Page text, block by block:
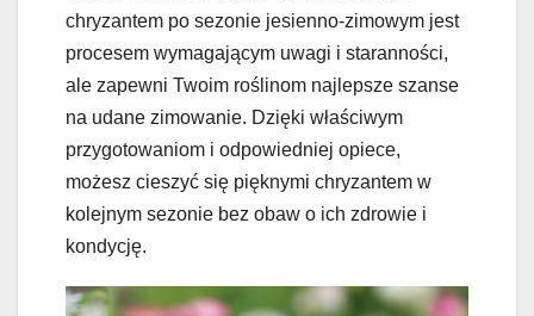
chryzantem po sezonie jesienno-zimowym jest
procesem wymagającym uwagi i staranności,
ale zapewni Twoim roślinom najlepsze szanse
na udane zimowanie. Dzięki właściwym
przygotowaniom i odpowiedniej opiece,
możesz cieszyć się pięknymi chryzantem w
kolejnym sezonie bez obaw o ich zdrowie i
kondycję.